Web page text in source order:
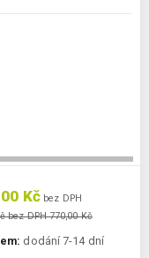
Kč bez DPH
bez DPH 770,00 Kč
dodání 7-14 dní